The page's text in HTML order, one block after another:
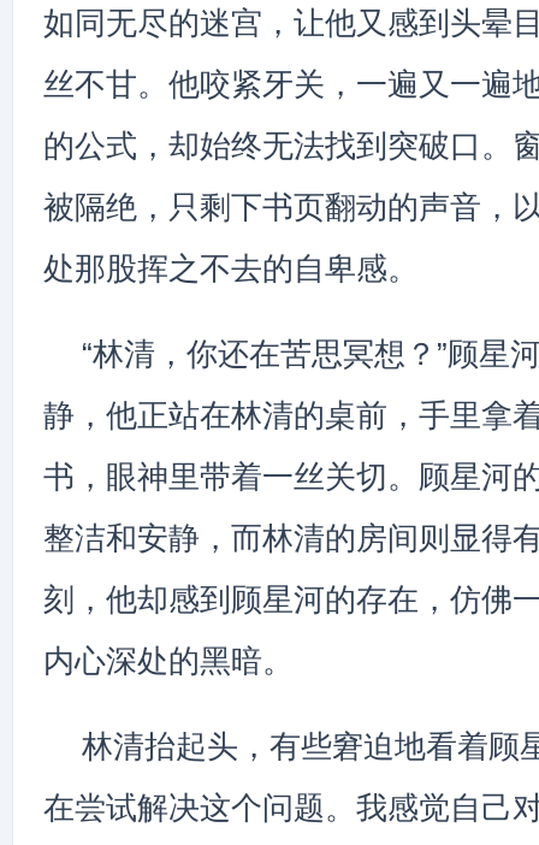
如同无尽的迷宫，让他又感到头晕
丝不甘。他咬紧牙关，一遍又一遍
的公式，却始终无法找到突破口。
被隔绝，只剩下书页翻动的声音，
处那股挥之不去的自卑感。
“林清，你还在苦思冥想？”顾星
静，他正站在林清的桌前，手里拿
书，眼神里带着一丝关切。顾星河
整洁和安静，而林清的房间则显得
刻，他却感到顾星河的存在，仿佛
内心深处的黑暗。
林清抬起头，有些窘迫地看着顾
在尝试解决这个问题。我感觉自己